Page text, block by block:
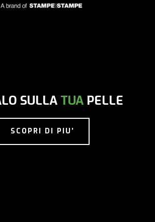
SULLA TUAPELLE
SCOPRI DI PIU’